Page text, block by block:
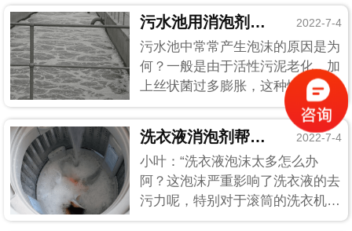
行业都是用常规的消泡剂解决泡沫
问题，不具有针对性。现在技术进
步了，生产工艺变...
污水池用消泡剂对泡沫甚是厌恶 2022-7-4
污水池中常常产生泡沫的原因是为
何？一般是由于活性污泥老化，加
上丝状菌过多膨胀，这种情况会引
起泡沫的产生；原水中存在过多表
面活性剂与洗涤剂等发泡剂也同样
会产生泡沫；进水负荷过高会引起
的泡沫。泡沫一旦产生了是需要进
行消除的，用污水池用消泡剂消
除...
洗衣液消泡剂帮助你除掉多余泡沫 2022-7-4
小叶：“洗衣液泡沫太多怎么办
阿？这泡沫严重影响了洗衣液的去
污力呢，特别对于滚筒的洗衣机,
如果使用高泡的洗衣液,可能会导